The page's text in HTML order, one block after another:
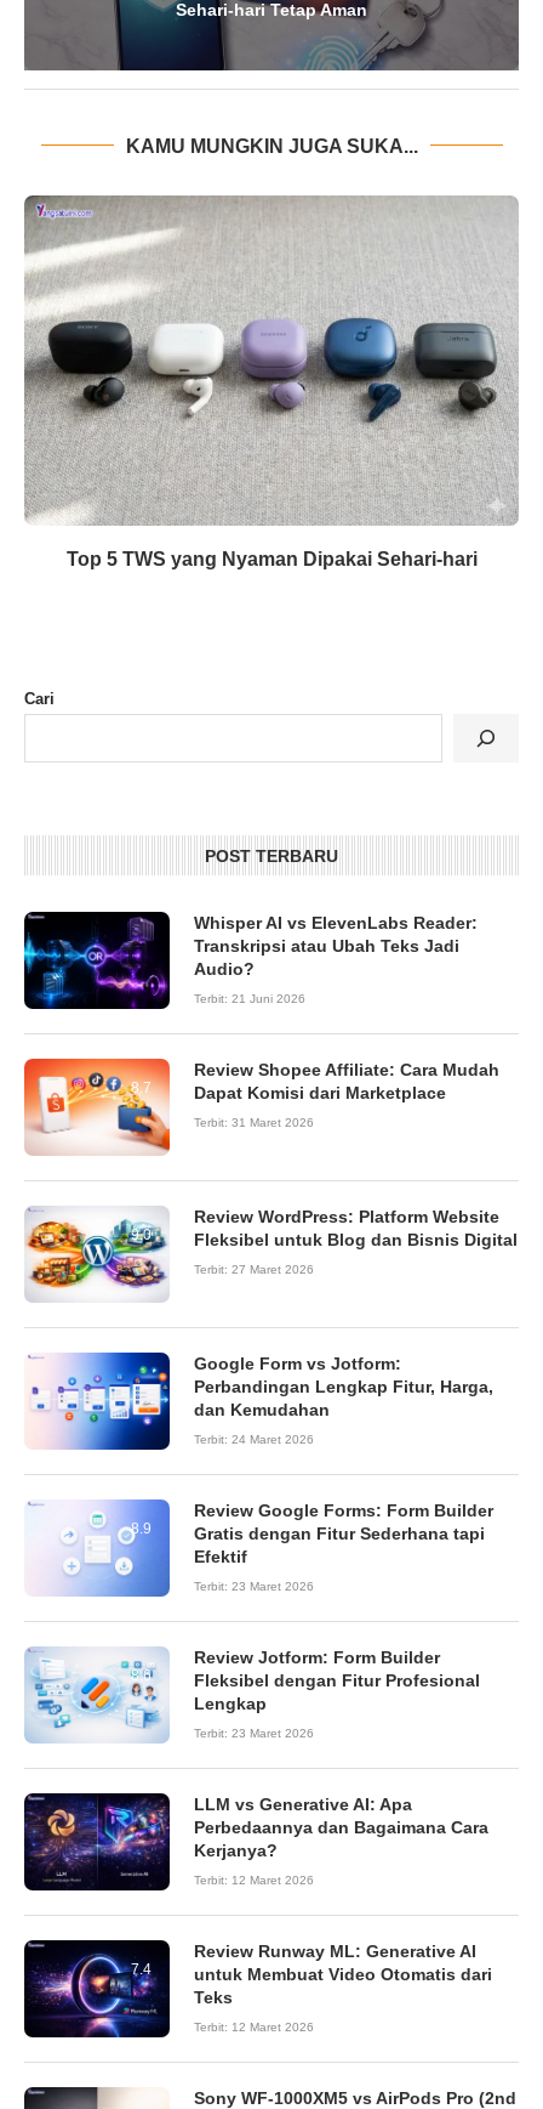
Sehari-hari Tetap Aman
KAMU MUNGKIN JUGA SUKA...
Top 5 TWS yang Nyaman Dipakai Sehari-hari
Cari
POST TERBARU
Whisper AI vs ElevenLabs Reader:
Transkripsi atau Ubah Teks Jadi
Audio?
Terbit: 21 Juni 2026
8.7
Review Shopee Affiliate: Cara Mudah
Dapat Komisi dari Marketplace
Terbit: 31 Maret 2026
9.0
Review WordPress: Platform Website
Fleksibel untuk Blog dan Bisnis Digital
Terbit: 27 Maret 2026
Google Form vs Jotform:
Perbandingan Lengkap Fitur, Harga,
dan Kemudahan
Terbit: 24 Maret 2026
8.9
Review Google Forms: Form Builder
Gratis dengan Fitur Sederhana tapi
Efektif
Terbit: 23 Maret 2026
8.6
Review Jotform: Form Builder
Fleksibel dengan Fitur Profesional
Lengkap
Terbit: 23 Maret 2026
LLM vs Generative AI: Apa
Perbedaannya dan Bagaimana Cara
Kerjanya?
Terbit: 12 Maret 2026
7.4
Review Runway ML: Generative AI
untuk Membuat Video Otomatis dari
Teks
Terbit: 12 Maret 2026
Sony WF-1000XM5 vs AirPods Pro (2nd